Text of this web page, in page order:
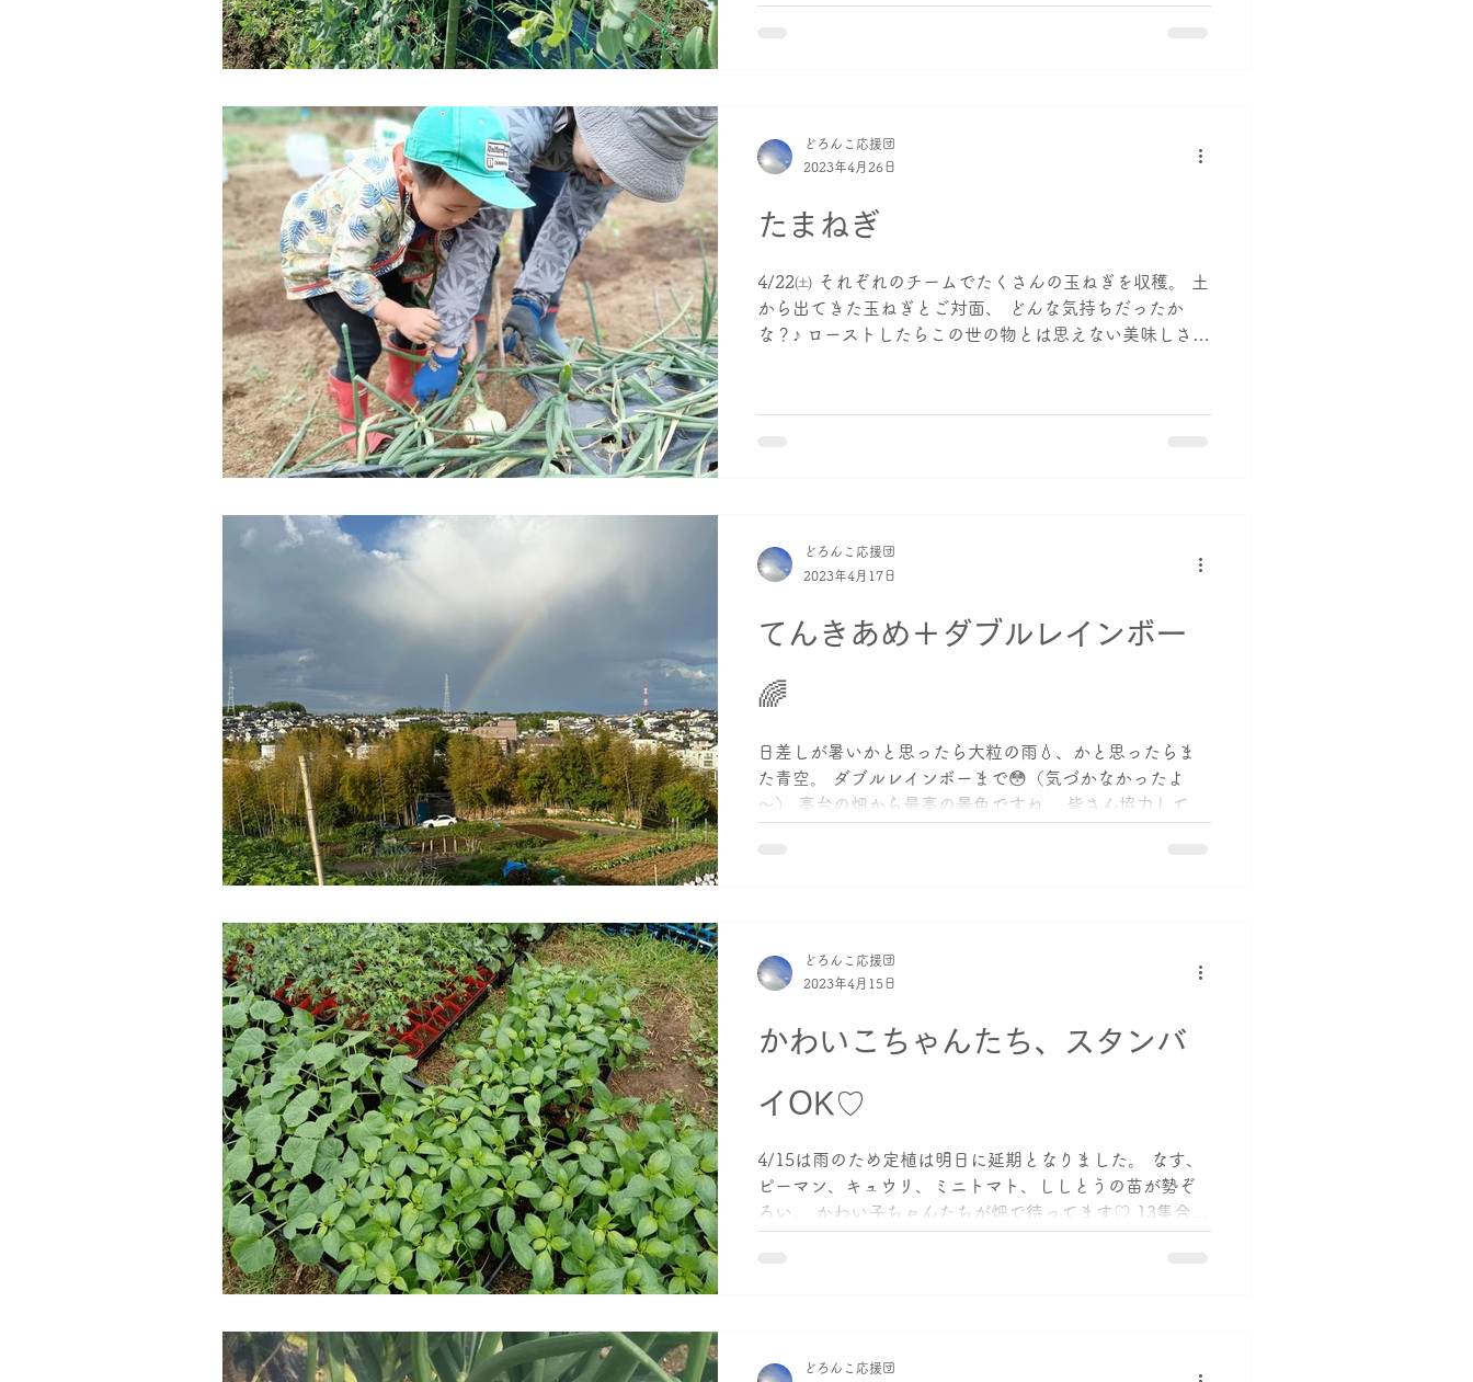
たまねぎ
4/22㈯ それぞれのチームでたくさんの玉ねぎを収穫。 土
から出てきた玉ねぎとご対面、 どんな気持ちだったか
な？♪ ローストしたらこの世の物とは思えない美味しさだ
した。...
どろんこ応援団
2023年4月26日
てんきあめ＋ダブルレインボー
🌈
日差しが暑いかと思ったら大粒の雨💧、かと思ったらま
た青空。 ダブルレインボーまで😳（気づかなかったよ
～） 高台の畑から最高の景色ですね。 皆さん協力して
どろんこ応援団
2023年4月17日
かわいこちゃんたち、スタンバ
イOK♡
4/15は雨のため定植は明日に延期となりました。 なす、
ピーマン、キュウリ、ミニトマト、ししとうの苗が勢ぞ
ろい。 かわい子ちゃんたちが畑で待ってます♡ 13集合だ
どろんこ応援団
2023年4月15日
どろんこ応援団